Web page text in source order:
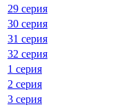
29 серия
30 серия
31 серия
32 серия
1 серия
2 серия
3 серия